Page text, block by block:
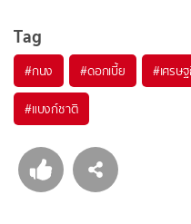
Tag
#กนง #ดอกเบี้ย #เศรษ
#แบงก์ชาติ